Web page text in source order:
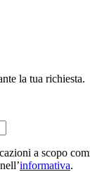
la tua richiesta.
a scopo
informativa.